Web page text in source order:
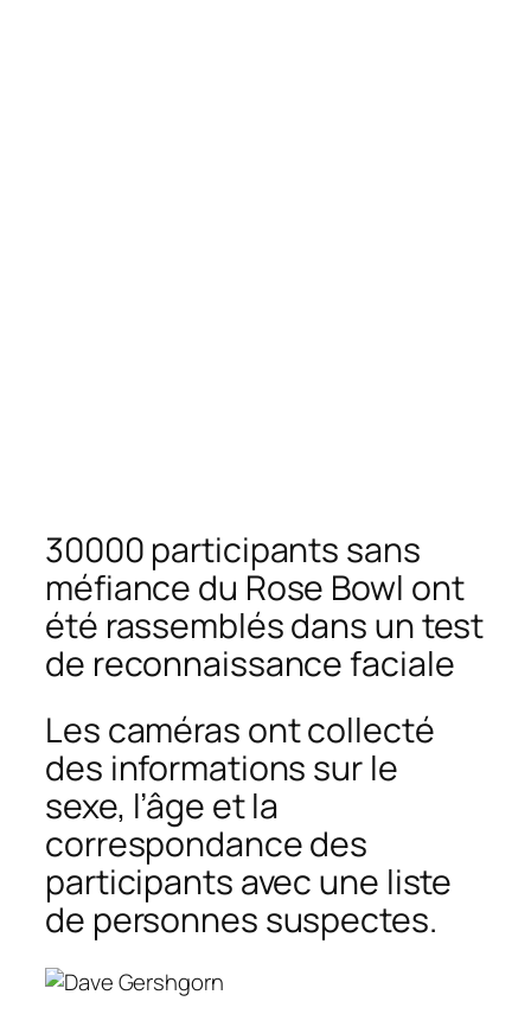
30000 participants sans
méfiance du Rose Bowl ont
été rassemblés dans un test
de reconnaissance faciale
Les caméras ont collecté
des informations sur le
sexe, l’âge et la
correspondance des
participants avec une liste
de personnes suspectes.